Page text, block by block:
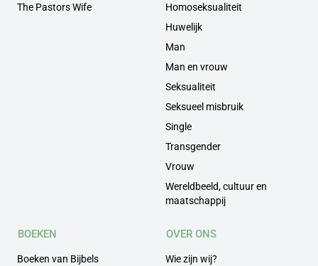
The Pastors Wife
Homoseksualiteit
Huwelijk
Man
Man en vrouw
Seksualiteit
Seksueel misbruik
Single
Transgender
Vrouw
Wereldbeeld, cultuur en
maatschappij
BOEKEN
Boeken van Bijbels
OVER ONS
Wie zijn wij?